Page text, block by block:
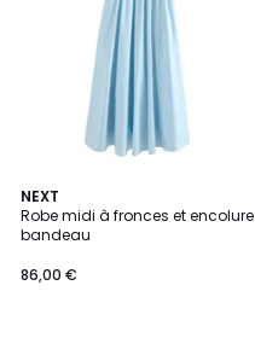
NEXT
Robe midi à fronces et encolure
bandeau
86,00 €
2
Couleurs